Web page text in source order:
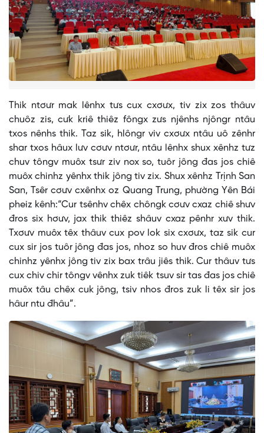
Thik ntơưr mak lênhx tưs cux cxơưx, tiv zix zos thâuv
chuôz zis, cưk kriê thiêz fôngx zưs njênhs njôngr ntâu
txos nênhs thik. Taz sik, hlôngr viv cxơưx ntâu uô zênhr
shar txos hâux lưv cơưv ntơưr, ntâu lênhx shux xênhz tưz
chuv tôngv muôx tsưr ziv nox so, tuôr jông đas jos chiê
muôx chinhz yênhx thik jông tiv zix. Shux xênhz Trịnh San
San, Tsêr cơưv cxênhx oz Quang Trung, phường Yên Bái
pheiz kênh:“Cur tsênhv chêx chôngk cơưv cxaz chiê shưv
đros six hơưv, jax thik thiêz shâuv cxaz pênhr xưv thik.
Txơưv muôx têx thâuv cux pov lok six cxơưx, taz sik cur
cux sir jos tuôr jông đas jos, nhoz so huv đros chiê muôx
chinhz yênhx jông tiv zix bax trâu jiês thik. Cur thâuv tưs
cux chiv chir tôngv vênhx zuk tiêk tsuv sir tas đas jos chiê
muôx tâu chêx cuk jông, tsiv nhos đros zuk li têx sir jos
hâur ntu đhâu”.